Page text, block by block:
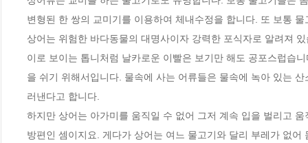
변형된 한 쌍의 교미기를 이용하여 체내수정을 합니다. 또 보통
상어는 위험한 바다동물의 대명사이자 강력한 포식자로 알려져
이로 보이는 톱니처럼 날카로운 이빨은 보기만 해도 공포스럽습
을 쉬기 위해서입니다. 물속에 사는 어류들은 물속에 녹아 있는
러낸다고 합니다.
하지만 상어는 아가미를 움직일 수 없어 그저 계속 입을 벌리고
방편인 셈이지요. 게다가 상어는 여느 물고기와 달리 부레가 없